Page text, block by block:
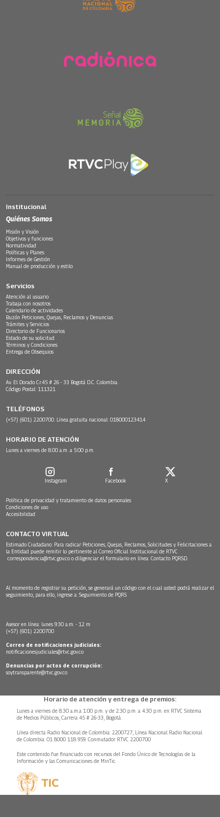
Institucional
Quiénes Somos
Misión y Visión
Objetivos y funciones
Normatividad
Políticas y Planes
Informes de Gestión
Manual de producción y estilo
Servicios
Atención al usuario
Trabaja con nosotros
Calendario de actividades
Buzón Peticiones, Quejas, Reclamos y Denuncias
Trámites y Servicios
Directorio de Funcionarios
Estado de su solicitud
Términos y Condiciones
Entrega de Obsequios
DIRECCIÓN
Av. El Dorado Cr.45 # 26 - 33 Bogotá D.C. Colombia.
Código Postal: 111321
TELÉFONOS
(+57) (601) 2200700. Línea gratuita nacional: 018000123414
HORARIO DE ATENCIÓN
Lunes a viernes de 8:00 a.m. a 5:00 p.m.
Instagram Facebook X
Política de privacidad y tratamiento de datos personales
Condiciones de uso
Accesibilidad
CONTACTO VIRTUAL
Estimado Ciudadano: Para radicar Peticiones, Quejas, Reclamos, Solicitudes y Felicitaciones a
la Entidad puede remitir lo pertinente al Correo Oficial Institucional de RTVC
correspondencia@rtvc.gov.co o diligenciar el formulario en línea: Contacto PQRSD.
Al momento de registrar su petición, se generará un código con el cual usted podrá realizar el
seguimiento, para ello, ingrese a: Seguimiento de PQRS
Asesor en línea: lunes 9:30 a.m. - 12 m
(+57) (601) 2200700
Correo de notificaciones judiciales:
notificacionesjudiciales@rtvc.gov.co
Denuncias por actos de corrupción:
soytransparente@rtvc.gov.co
Horario de atención y entrega de premios:
Lunes a viernes de 8:30 a.m.a 1:00 p.m. y de 2:30 p.m. a 4:30 p.m. en RTVC Sistema
de Medios Públicos, Carrera 45 # 26-33, Bogotá.
Línea directa Radio Nacional de Colombia: 2200727, Línea Nacional Radio Nacional
de Colombia: 01 8000 118 959. Conmutador RTVC 2200700
Este contenido fue financiado con recursos del Fondo Único de Tecnologías de la
Información y las Comunicaciones de MinTic.